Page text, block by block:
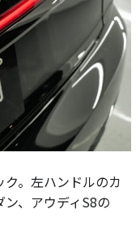
。左ハンドルのカ
、アウディS8の